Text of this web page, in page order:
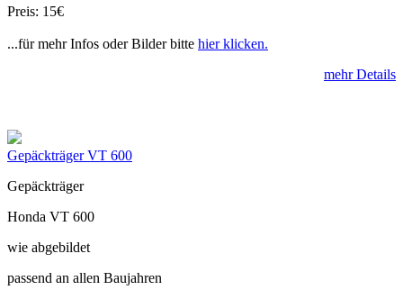
Preis: 15€
...für mehr Infos oder Bilder bitte hier klicken.
mehr Details
Gepäckträger VT 600
Gepäckträger
Honda VT 600
wie abgebildet
passend an allen Baujahren